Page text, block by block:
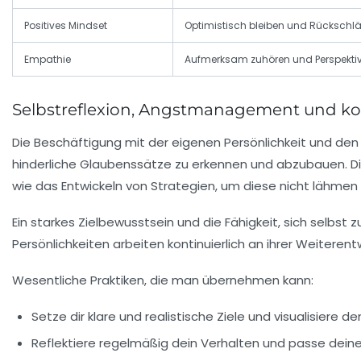
Positives Mindset Optimistisch bleiben und
Empathie Aufmerksam zuhören und
Selbstreflexion, Angstmanagement und
Die Beschäftigung mit der eigenen Persönlichkeit und
hinderliche Glaubenssätze zu erkennen und
wie das Entwickeln von Strategien, um diese nicht lähmen
Ein starkes Zielbewusstsein und die Fähigkeit, sich
Persönlichkeiten arbeiten kontinuierlich an ihrer
Wesentliche Praktiken, die man übernehmen kann:
Setze dir klare und realistische Ziele und visualisiere
Reflektiere regelmäßig dein Verhalten und passe